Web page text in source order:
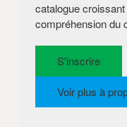
catalogue
compréhension du
S'inscrire
Voir plus à